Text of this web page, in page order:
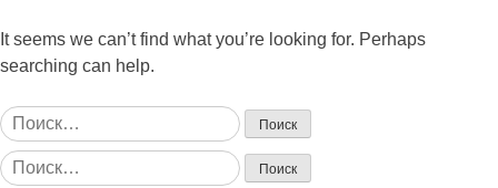
It seems we can’t find what you’re looking for. Perhaps
searching can help.
Найти:
Найти: